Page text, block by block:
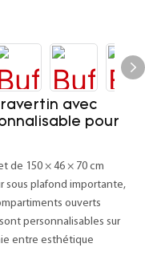
avec
pour
de 150 × 46 × 70 cm
sous plafond importante,
ouverts
personnalisables sur
entre esthétique